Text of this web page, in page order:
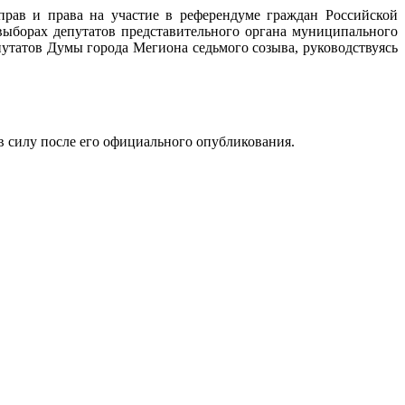
и права на участие в референдуме граждан Российской
депутатов представительного органа муниципального
Думы города Мегиона седьмого созыва, руководствуясь
после его официального опубликования.